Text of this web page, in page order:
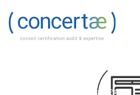
Boucle Vidéo
Page 124